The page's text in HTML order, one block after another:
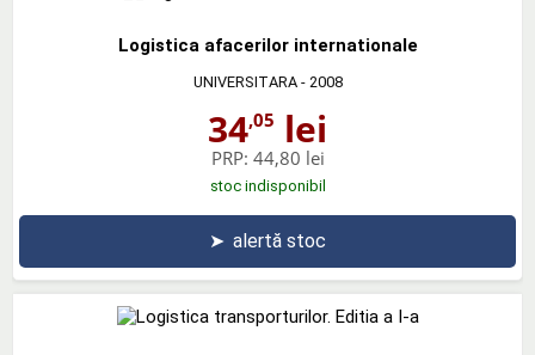
Logistica afacerilor internationale
UNIVERSITARA- 2008
34,05 lei
PRP: 44,80 lei
stoc indisponibil
➤ alertă stoc